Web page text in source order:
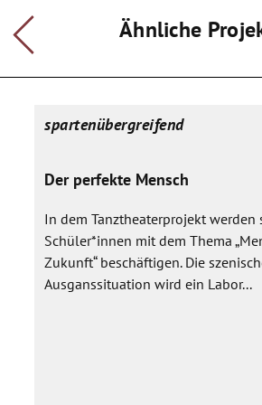
(z.B. Lieder, Gesang,
Bewegung, Tanz, Turnen). Die Kinder
eines Theaterstücks notwendig sind,
alltägliche Unterrichtssituationen
Zusätzlich stärkt die Durchführung
seinem Platz wichtig ist, die soziale
Selbstbewusstsein eines jeden Kindes.
Ähnliche
spartenübergreifend
Der perfekte Mensch
In dem Tanztheaterprojekt werden
Schüler*innen mit dem Thema
Zukunft“ beschäftigen. Die
Ausganssituation wird ein Labor...